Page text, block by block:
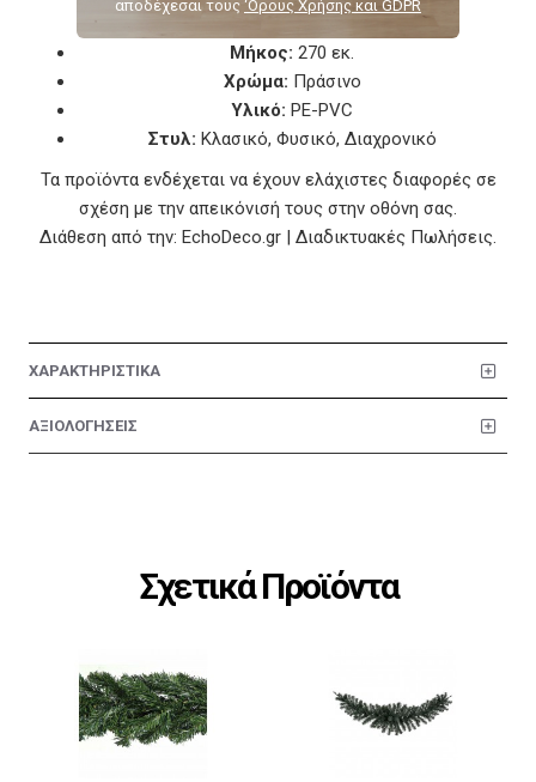
Μήκος: 270 εκ.
Χρώμα: Πράσινο
Υλικό: PE-PVC
Στυλ: Κλασικό, Φυσικό, Διαχρονικό
Τα προϊόντα ενδέχεται να έχουν ελάχιστες διαφορές σε
σχέση με την απεικόνισή τους στην οθόνη σας.
Διάθεση από την: EchoDeco.gr | Διαδικτυακές Πωλήσεις.
ΧΑΡΑΚΤΗΡΙΣΤΙΚΑ
ΑΞΙΟΛΟΓΗΣΕΙΣ
Σχετικά Προϊόντα
αποδέχεσαι τους ‘Ορους Χρήσης και GDPR